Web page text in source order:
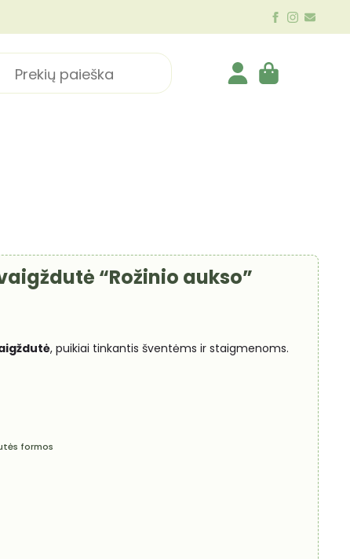
“Rožinio aukso”
, puikiai tinkantis šventėms ir staigmenoms.
formos